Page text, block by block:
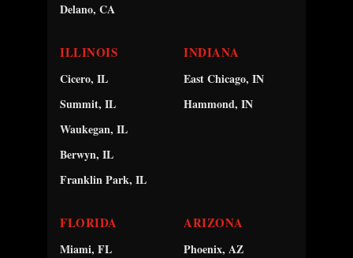
Delano, CA
ILLINOIS
Cicero, IL
Summit, IL
Waukegan, IL
Berwyn, IL
Franklin Park, IL
INDIANA
East Chicago, IN
Hammond, IN
FLORIDA
Miami, FL
ARIZONA
Phoenix, AZ